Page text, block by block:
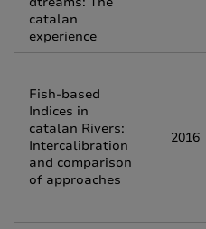
catalan
experience
Fish-based
Indices in
catalan Rivers:
Intercalibration
and comparison
of approaches
2016